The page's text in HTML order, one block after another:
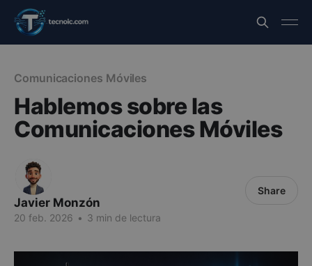
Comunicaciones Móviles
Hablemos sobre las
Comunicaciones Móviles
Javier Monzón
20 feb. 2026 • 3 min de lectura
Share